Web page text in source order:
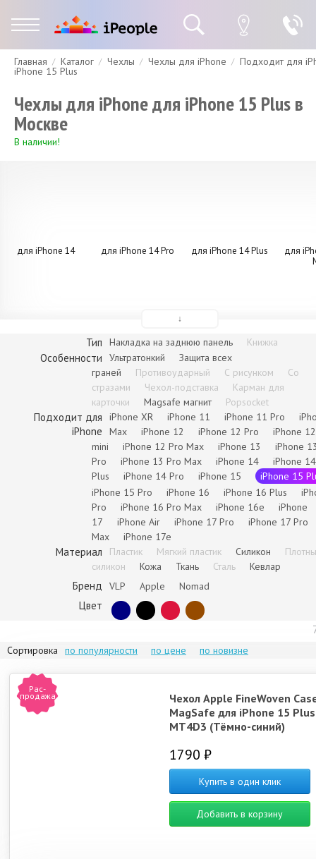
Гарантия Доставка и оплата Спецпредложения Скидки
Главная Каталог Чехлы Чехлы для iPhone Подходит для
iPhone 15 Plus
Чехлы для iPhone для iPhone 15 Plus в
Москве
В наличии!
для iPhone 14 для iPhone 14 Pro для iPhone 14 Plus
для
для iPhone XR для iPhone 11 для iPhone 11 Pro
для iPhone 13 Pro для
↓
Тип Накладка на заднюю панель Книжка
Особенности Ультратонкий
Защита всех
граней
Противоударный С рисунком
Со
стразами
Чехол-подставка
Карман для
карточки
Magsafe магнит Popsocket
Подходит для
iPhone
iPhone XR iPhone 11 iPhone 11 Pro
Max
iPhone 12 iPhone 12 Pro
iPhone 12
mini
iPhone 12 Pro Max iPhone 13
iPhone
Pro
iPhone 13 Pro Max iPhone 14
iPhone 14
Plus
iPhone 14 Pro iPhone 15
iPhone 15
iPhone 15 Pro
iPhone 16 iPhone 16 Plus
Pro
iPhone 16 Pro Max iPhone 16e
iPhone
17
iPhone Air iPhone 17 Pro
iPhone 17 Pro
Max
iPhone 17e
Материал Пластик Мягкий пластик Силикон
силикон
Кожа Ткань Сталь Кевлар
Бренд VLP Apple Nomad
Цвет
Сортировка по популярности по цене по новизне
Рас-
продажа
Чехол Apple FineWoven
MagSafe для iPhone 15 Plus
MT4D3 (Тёмно-синий)
1790 ₽
Купить в один клик
Добавить в корзину